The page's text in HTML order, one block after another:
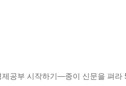
제공부 시작하기―종이 신문을 펴라